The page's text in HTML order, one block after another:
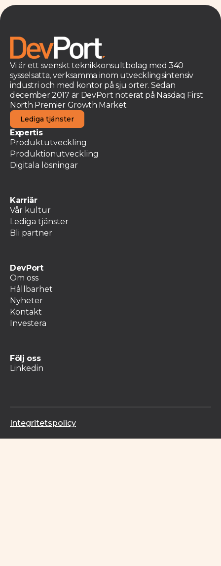
Vi är ett svenskt teknikkonsultbolag med 340
sysselsatta, verksamma inom utvecklingsintensiv
industri och med kontor på sju orter. Sedan
december 2017 är DevPort noterat på Nasdaq First
North Premier Growth Market.
Lediga tjänster
Expertis
Produktutveckling
Produktionutveckling
Digitala lösningar
Karriär
Vår kultur
Lediga tjänster
Bli partner
DevPort
Om oss
Hållbarhet
Nyheter
Kontakt
Investera
Följ oss
Linkedin
Integritetspolicy